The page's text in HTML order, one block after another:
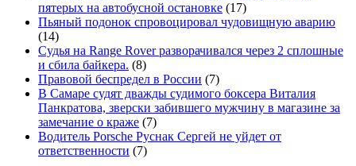
пятерых на автобусной остановке (17)
Пьяный подонок спровоцировал чудовищную аварию
(14)
Судья на Range Rover разворачивался через 2 сплошные
и сбила байкера. (8)
Правовой беспредел в России (7)
В Самаре судят дважды судимого боксера Виталия
Панкратова, зверски забившего мужчину в магазине за
замечание о краже (7)
Водитель Porsche Руснак Сергей не уйдет от
ответственности (7)